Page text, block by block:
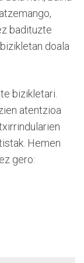
badituzte
doala
bizikletari.
atentzioa
Hemen
gero: